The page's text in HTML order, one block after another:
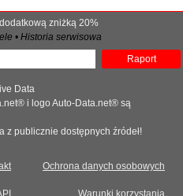
zniżką 20%
• Historia serwisowa
Raport
Data
i logo Auto-Data.net® są
z publicznie dostępnych źródeł!
Ochrona danych osobowych